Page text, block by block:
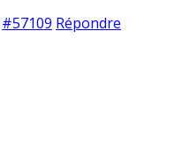
#57109 Répondre